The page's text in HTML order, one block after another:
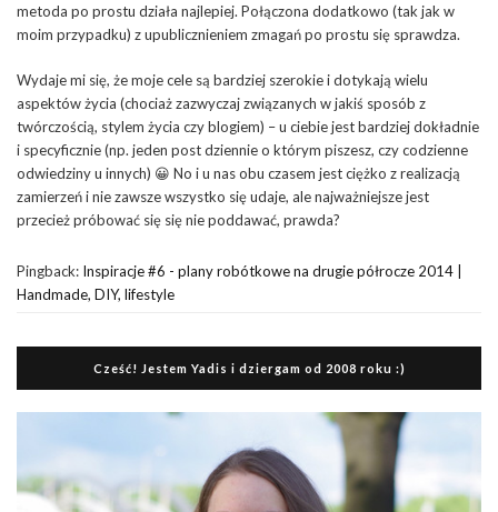
metoda po prostu działa najlepiej. Połączona dodatkowo (tak jak w
moim przypadku) z upublicznieniem zmagań po prostu się sprawdza.
Wydaje mi się, że moje cele są bardziej szerokie i dotykają wielu
aspektów życia (chociaż zazwyczaj związanych w jakiś sposób z
twórczością, stylem życia czy blogiem) – u ciebie jest bardziej dokładnie
i specyficznie (np. jeden post dziennie o którym piszesz, czy codzienne
odwiedziny u innych) 😀 No i u nas obu czasem jest ciężko z realizacją
zamierzeń i nie zawsze wszystko się udaje, ale najważniejsze jest
przecież próbować się się nie poddawać, prawda?
Pingback: Inspiracje #6 - plany robótkowe na drugie półrocze 2014 |
Handmade, DIY, lifestyle
Cześć! Jestem Yadis i dziergam od 2008 roku :)